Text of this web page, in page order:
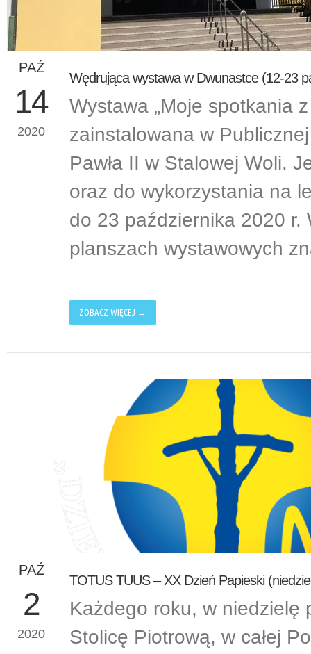
PAŹ
14
2020
Wędrująca wystawa w Dwunastce (12-23
Wystawa „Moje spotkania
zainstalowana w
Pawła II w Stalowej Woli.
oraz do wykorzystania na
do 23 października 2020 r.
planszach wystawowych
ZOBACZ WIĘCEJ →
PAŹ
2
2020
TOTUS TUUS – XX Dzień Papieski
Każdego roku, w niedzielę
Stolicę Piotrową, w całej